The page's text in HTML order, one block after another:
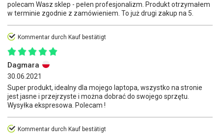
polecam Wasz sklep - pełen profesjonalizm. Produkt otrzymałem
w terminie zgodnie z zamówieniem. To już drugi zakup na 5.
Kommentar durch Kauf bestätigt
Dagmara
30.06.2021
Super produkt, idealny dla mojego laptopa, wszystko na stronie
jest jasne i przejrzyste i można dobrać do swojego sprzętu.
Wysyłka ekspresowa. Polecam !
Kommentar durch Kauf bestätigt